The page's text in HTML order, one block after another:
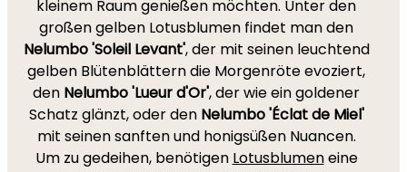
kleinem Raum genießen möchten. Unter den
großen gelben Lotusblumen findet man den
Nelumbo 'Soleil Levant', der mit seinen leuchtend
gelben Blütenblättern die Morgenröte evoziert,
den Nelumbo 'Lueur d'Or', der wie ein goldener
Schatz glänzt, oder den Nelumbo 'Éclat de Miel'
mit seinen sanften und honigsüßen Nuancen.
Um zu gedeihen, benötigen Lotusblumeneine